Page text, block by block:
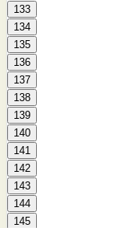
133
134
135
136
137
138
139
140
141
142
143
144
145